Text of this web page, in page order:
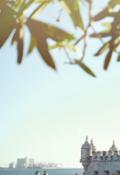
Zzp'ers
PEO
Remote
HR
GROEIFASE
Start-ups
Flexibele
Mid-market
Teams
Ontdek
Casestudy's
Nederlands
Français